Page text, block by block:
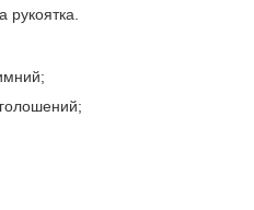
рукоятка.